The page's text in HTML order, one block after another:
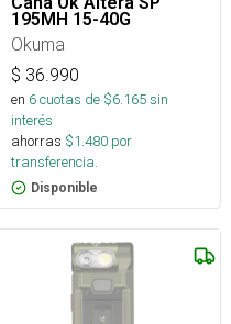
195MH 15-40G
Okuma
$ 36.990
en 6cuotas de $6.165sin
interés
ahorras $1.480 por
transferencia.
Disponible